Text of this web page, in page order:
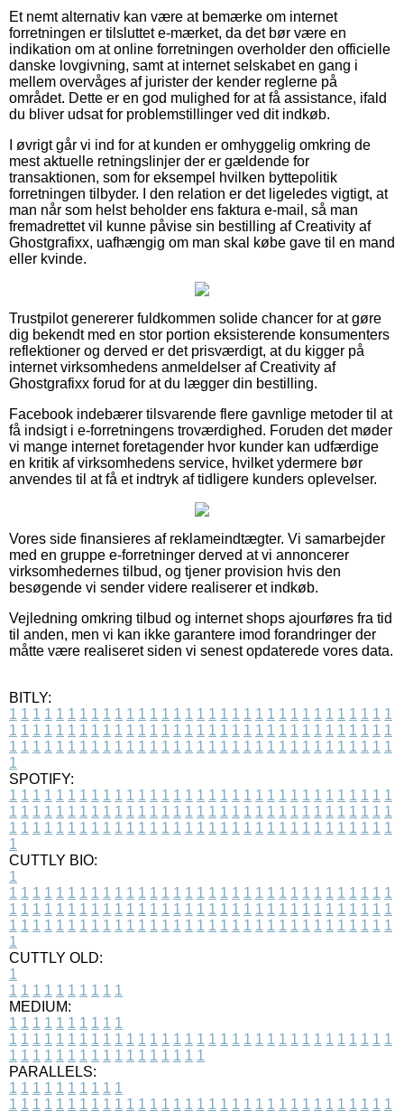
Et nemt alternativ kan være at bemærke om internet
forretningen er tilsluttet e-mærket, da det bør være en
indikation om at online forretningen overholder den officielle
danske lovgivning, samt at internet selskabet en gang i
mellem overvåges af jurister der kender reglerne på
området. Dette er en god mulighed for at få assistance, ifald
du bliver udsat for problemstillinger ved dit indkøb.
I øvrigt går vi ind for at kunden er omhyggelig omkring de
mest aktuelle retningslinjer der er gældende for
transaktionen, som for eksempel hvilken byttepolitik
forretningen tilbyder. I den relation er det ligeledes vigtigt, at
man når som helst beholder ens faktura e-mail, så man
fremadrettet vil kunne påvise sin bestilling af Creativity af
Ghostgrafixx, uafhængig om man skal købe gave til en mand
eller kvinde.
Trustpilot genererer fuldkommen solide chancer for at gøre
dig bekendt med en stor portion eksisterende konsumenters
reflektioner og derved er det prisværdigt, at du kigger på
internet virksomhedens anmeldelser af Creativity af
Ghostgrafixx forud for at du lægger din bestilling.
Facebook indebærer tilsvarende flere gavnlige metoder til at
få indsigt i e-forretningens troværdighed. Foruden det møder
vi mange internet foretagender hvor kunder kan udfærdige
en kritik af virksomhedens service, hvilket ydermere bør
anvendes til at få et indtryk af tidligere kunders oplevelser.
Vores side finansieres af reklameindtægter. Vi samarbejder
med en gruppe e-forretninger derved at vi annoncerer
virksomhedernes tilbud, og tjener provision hvis den
besøgende vi sender videre realiserer et indkøb.
Vejledning omkring tilbud og internet shops ajourføres fra tid
til anden, men vi kan ikke garantere imod forandringer der
måtte være realiseret siden vi senest opdaterede vores data.
BITLY:
1 1 1 1 1 1 1 1 1 1 1 1 1 1 1 1 1 1 1 1 1 1 1 1 1 1 1 1 1 1 1 1 1
1 1 1 1 1 1 1 1 1 1 1 1 1 1 1 1 1 1 1 1 1 1 1 1 1 1 1 1 1 1 1 1 1
1 1 1 1 1 1 1 1 1 1 1 1 1 1 1 1 1 1 1 1 1 1 1 1 1 1 1 1 1 1 1 1 1
1
SPOTIFY:
1 1 1 1 1 1 1 1 1 1 1 1 1 1 1 1 1 1 1 1 1 1 1 1 1 1 1 1 1 1 1 1 1
1 1 1 1 1 1 1 1 1 1 1 1 1 1 1 1 1 1 1 1 1 1 1 1 1 1 1 1 1 1 1 1 1
1 1 1 1 1 1 1 1 1 1 1 1 1 1 1 1 1 1 1 1 1 1 1 1 1 1 1 1 1 1 1 1 1
1
CUTTLY BIO:
1
1 1 1 1 1 1 1 1 1 1 1 1 1 1 1 1 1 1 1 1 1 1 1 1 1 1 1 1 1 1 1 1 1
1 1 1 1 1 1 1 1 1 1 1 1 1 1 1 1 1 1 1 1 1 1 1 1 1 1 1 1 1 1 1 1 1
1 1 1 1 1 1 1 1 1 1 1 1 1 1 1 1 1 1 1 1 1 1 1 1 1 1 1 1 1 1 1 1 1
1
CUTTLY OLD:
1
1 1 1 1 1 1 1 1 1 1
MEDIUM:
1 1 1 1 1 1 1 1 1 1
1 1 1 1 1 1 1 1 1 1 1 1 1 1 1 1 1 1 1 1 1 1 1 1 1 1 1 1 1 1 1 1 1
1 1 1 1 1 1 1 1 1 1 1 1 1 1 1 1 1
PARALLELS:
1 1 1 1 1 1 1 1 1 1
1 1 1 1 1 1 1 1 1 1 1 1 1 1 1 1 1 1 1 1 1 1 1 1 1 1 1 1 1 1 1 1 1